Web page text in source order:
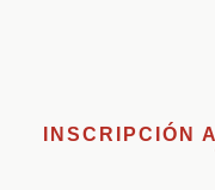
INSCRIPCIÓN